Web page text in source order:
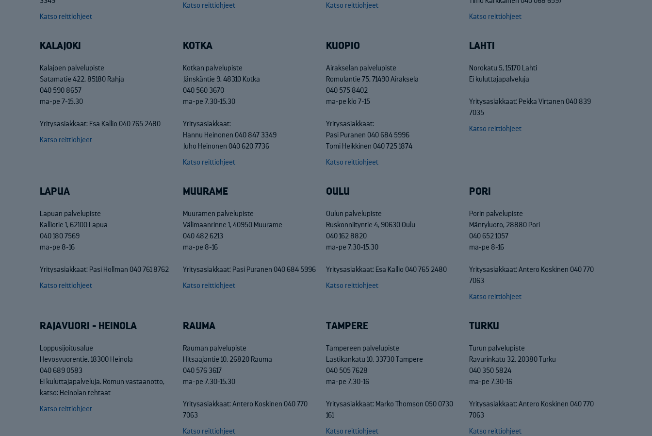
Katso reittiohjeet
Katso reittiohjeet Katso reittiohjeet
Katso reittiohjeet
KALAJOKI
Kalajoen palvelupiste
Satamatie 422, 85180 Rahja
040 590 8657
ma-pe 7-15.30
Yritysasiakkaat: Esa Kallio 040 765 2480
Katso reittiohjeet
KOTKA
Kotkan palvelupiste
Jänskäntie 9, 48310 Kotka
040 560 3670
ma-pe 7.30-15.30
Yritysasiakkaat:
Hannu Heinonen 040 847 3349
Juho Heinonen 040 620 7736
Katso reittiohjeet
KUOPIO
Airakselan palvelupiste
Romulantie 75, 71490 Airaksela
040 575 8402
ma-pe klo 7-15
Yritysasiakkaat:
Pasi Puranen 040 684 5996
Tomi Heikkinen 040 725 1874
Katso reittiohjeet
LAHTI
Norokatu 5, 15170 Lahti
Ei kuluttajapalveluja
Yritysasiakkaat: Pekka Virtanen 040 839
7035
Katso reittiohjeet
LAPUA
Lapuan palvelupiste
Kalliotie 1, 62100 Lapua
040 180 7569
ma-pe 8-16
Yritysasiakkaat: Pasi Hollman 040 761 8762
Katso reittiohjeet
MUURAME
Muuramen palvelupiste
Välimaanrinne 1, 40950 Muurame
040 482 6213
ma-pe 8-16
Yritysasiakkaat: Pasi Puranen 040 684 5996
Katso reittiohjeet
OULU
Oulun palvelupiste
Ruskonniityntie 4, 90630 Oulu
040 162 8820
ma-pe 7.30-15.30
Yritysasiakkaat: Esa Kallio 040 765 2480
Katso reittiohjeet
PORI
Porin palvelupiste
Mäntyluoto, 28880 Pori
040 652 1057
ma-pe 8-16
Yritysasiakkaat: Antero Koskinen 040 770
7063
Katso reittiohjeet
RAJAVUORI - HEINOLA
Loppusijoitusalue
Hevosvuorentie, 18300 Heinola
040 689 0583
Ei kuluttajapalveluja. Romun vastaanotto,
katso: Heinolan tehtaat
Katso reittiohjeet
RAUMA
Rauman palvelupiste
Hitsaajantie 10, 26820 Rauma
040 576 3617
ma-pe 7.30-15.30
Yritysasiakkaat: Antero Koskinen 040 770
7063
Katso reittiohjeet
TAMPERE
Tampereen palvelupiste
Lastikankatu 10, 33730 Tampere
040 505 7628
ma-pe 7.30-16
Yritysasiakkaat: Marko Thomson 050 0730
161
Katso reittiohjeet
TURKU
Turun palvelupiste
Ravurinkatu 32, 20380 Turku
040 350 5824
ma-pe 7.30-16
Yritysasiakkaat: Antero Koskinen 040 770
7063
Katso reittiohjeet